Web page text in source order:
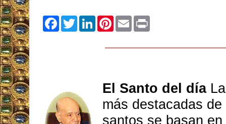
Facebook
TwitterLinkedInPinterest
Email
El Santo del día
más destacadas
santos se basan